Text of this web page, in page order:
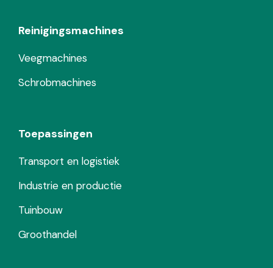
Reinigingsmachines
Veegmachines
Schrobmachines
Toepassingen
Transport en logistiek
Industrie en productie
Tuinbouw
Groothandel